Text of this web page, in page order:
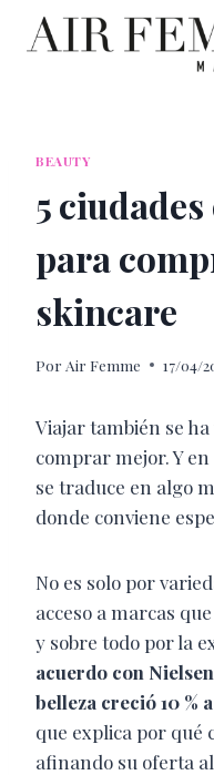
Saltar
BEAUTY
5
para
skincare
Por Air Femme 17/04/
Viajar también se
comprar mejor. Y
se traduce en algo
donde conviene
No es solo por
acceso a marcas
y sobre todo por la
acuerdo con
belleza creció 10 %
que explica por qué
afinando su oferta